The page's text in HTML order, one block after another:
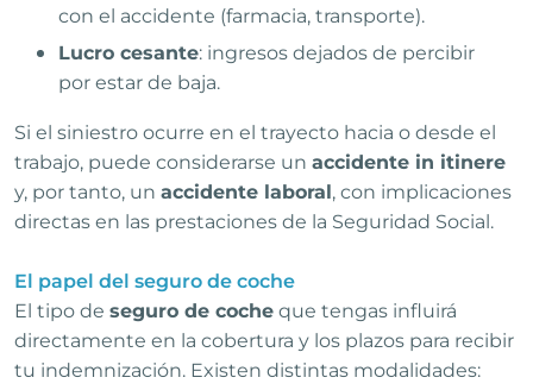
con el accidente (farmacia, transporte).
Lucro cesante: ingresos dejados de percibir
por estar de baja.
Si el siniestro ocurre en el trayecto hacia o desde el
trabajo, puede considerarse un accidente in itinere
y, por tanto, un accidente laboral , con implicaciones
directas en las prestaciones de la Seguridad Social.
El papel del seguro de coche
El tipo de seguro de coche que tengas influirá
directamente en la cobertura y los plazos para recibir
tu indemnización. Existen distintas modalidades: